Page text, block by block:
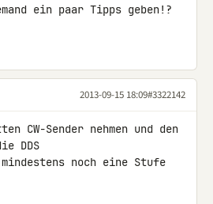
ein paar Tipps geben!?
2013-09-15 18:09#3322142
CW-Sender nehmen und den
DDS
noch eine Stufe